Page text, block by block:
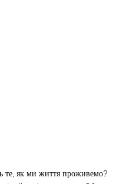
те, як ми життя проживемо?